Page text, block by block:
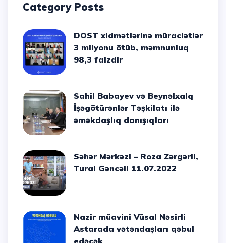
Category Posts
DOST xidmətlərinə müraciətlər
3 milyonu ötüb, məmnunluq
98,3 faizdir
Sahil Babayev və Beynəlxalq
İşəgötürənlər Təşkilatı ilə
əməkdaşlıq danışıqları
Səhər Mərkəzi – Roza Zərgərli,
Tural Gəncəli 11.07.2022
Nazir müavini Vüsal Nəsirli
Astarada vətəndaşları qəbul